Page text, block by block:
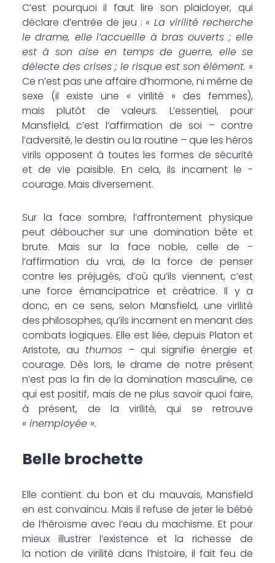
C’est pourquoi il faut lire son plaidoyer, qui
déclare d’entrée de jeu : « La virilité recherche
le drame, elle l’accueille à bras ouverts ; elle
est à son aise en temps de guerre, elle se
délecte des crises ; le risque est son élément. »
Ce n’est pas une affaire d’hormone, ni même de
sexe (il existe une « virilité » des femmes),
mais plutôt de valeurs. L’essentiel, pour
Mansfield, c’est l’affirmation de soi – contre
l’adversité, le destin ou la routine – que les ­héros
virils opposent à toutes les formes de sécurité
et de vie paisible. En cela, ils ­incarnent le ­
courage. Mais diversement.
Sur la face sombre, l’affrontement physique
peut déboucher sur une domination bête et
brute. Mais sur la face noble, celle de ­
l’affirmation du vrai, de la force de penser
contre les préjugés, d’où qu’ils viennent, c’est
une force émancipatrice et créatrice. Il y a
donc, en ce sens, selon Mansfield, une virilité
des philosophes, qu’ils incarnent en menant des
combats logiques. Elle est liée, ­depuis Platon et
Aristote, au ­thumos– qui signifie énergie et
courage. Dès lors, le drame de ­notre présent
n’est pas la fin de la domination masculine, ce
qui est positif, mais de ne plus savoir quoi faire,
à présent, de la virilité, qui se retrouve
« inemployée ».
Belle brochette
Elle contient du bon et du mauvais, Mansfield
en est convaincu. Mais il refuse de jeter le bébé
de l’héroïsme avec l’eau du ­machisme. Et pour
mieux illustrer l’existence et la richesse de
la notion de virilité dans l’histoire, il fait feu de